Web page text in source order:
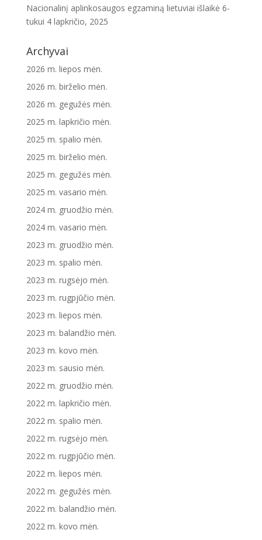
Nacionalinį aplinkosaugos egzaminą lietuviai išlaikė 6-
tukui 4 lapkričio, 2025
Archyvai
2026 m. liepos mėn.
2026 m. birželio mėn.
2026 m. gegužės mėn.
2025 m. lapkričio mėn.
2025 m. spalio mėn.
2025 m. birželio mėn.
2025 m. gegužės mėn.
2025 m. vasario mėn.
2024 m. gruodžio mėn.
2024 m. vasario mėn.
2023 m. gruodžio mėn.
2023 m. spalio mėn.
2023 m. rugsėjo mėn.
2023 m. rugpjūčio mėn.
2023 m. liepos mėn.
2023 m. balandžio mėn.
2023 m. kovo mėn.
2023 m. sausio mėn.
2022 m. gruodžio mėn.
2022 m. lapkričio mėn.
2022 m. spalio mėn.
2022 m. rugsėjo mėn.
2022 m. rugpjūčio mėn.
2022 m. liepos mėn.
2022 m. gegužės mėn.
2022 m. balandžio mėn.
2022 m. kovo mėn.